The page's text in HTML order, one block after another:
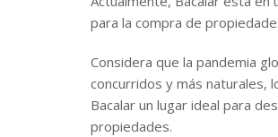
para la compra de
Considera que la pandemia
concurridos y más naturales,
Bacalar un lugar ideal para
propiedades.